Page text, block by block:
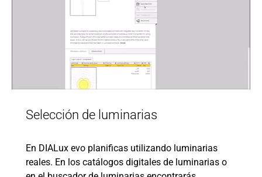
Selección de luminarias
En DIALux evo planificas utilizando luminarias
reales. En los catálogos digitales de luminarias o